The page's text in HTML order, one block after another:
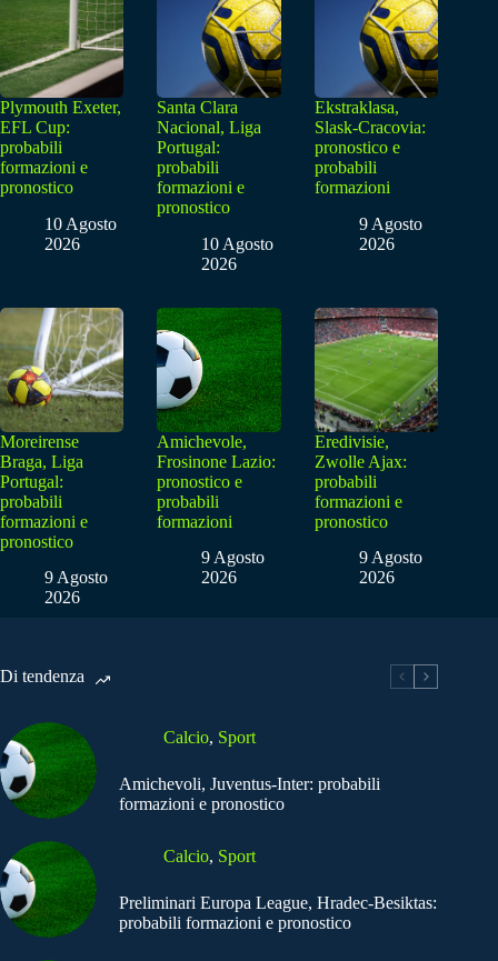
Plymouth Exeter,
EFL Cup:
probabili
formazioni e
pronostico
10 Agosto
2026
Santa Clara
Nacional, Liga
Portugal:
probabili
formazioni e
pronostico
10 Agosto
2026
Ekstraklasa,
Slask-Cracovia:
pronostico e
probabili
formazioni
9 Agosto
2026
Moreirense
Braga, Liga
Portugal:
probabili
formazioni e
pronostico
9 Agosto
2026
Amichevole,
Frosinone Lazio:
pronostico e
probabili
formazioni
9 Agosto
2026
Eredivisie,
Zwolle Ajax:
probabili
formazioni e
pronostico
9 Agosto
2026
Di tendenza
Calcio, Sport
Amichevoli, Juventus-Inter: probabili
formazioni e pronostico
Calcio, Sport
Preliminari Europa League, Hradec-Besiktas:
probabili formazioni e pronostico